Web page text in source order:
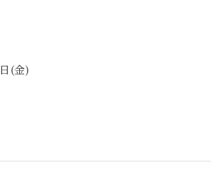
(金)